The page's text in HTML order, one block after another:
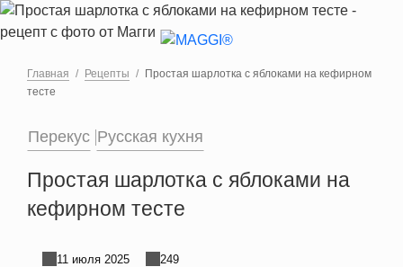
Перейти к основному содержанию
Главная Рецепты
Простая шарлотка с яблоками на кефирном
тесте
Перекус Русская кухня
Простая шарлотка с яблоками на
кефирном тесте
11 июля 2025 249